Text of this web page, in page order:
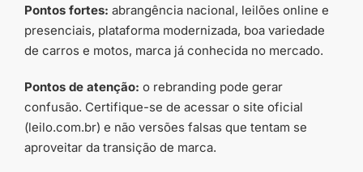
Pontos fortes: abrangência nacional, leilões online e
presenciais, plataforma modernizada, boa variedade
de carros e motos, marca já conhecida no mercado.
Pontos de atenção: o rebranding pode gerar
confusão. Certifique-se de acessar o site oficial
(leilo.com.br) e não versões falsas que tentam se
aproveitar da transição de marca.